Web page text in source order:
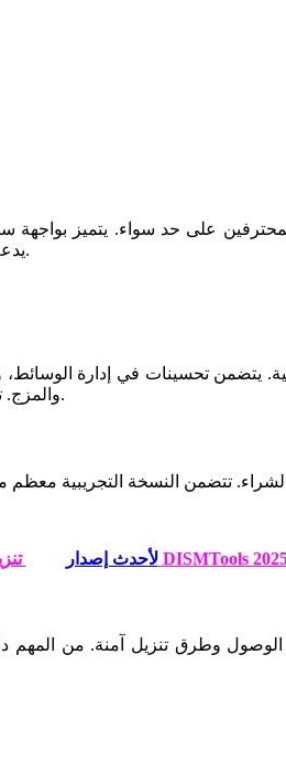
يدعم البرنامج العديد من صيغ الوسائط ويتكامل بسلاسة مع الموسيقى لإنشاء عروض متزامنة.
والمزج. تمنح هذه التحديثات المستخدمين تحكمًا أكبر لتقديم تجربة بصرية أكثر سلاسة أثناء العروض.
تنزيل Mesh Inspector لأحدث إصدار